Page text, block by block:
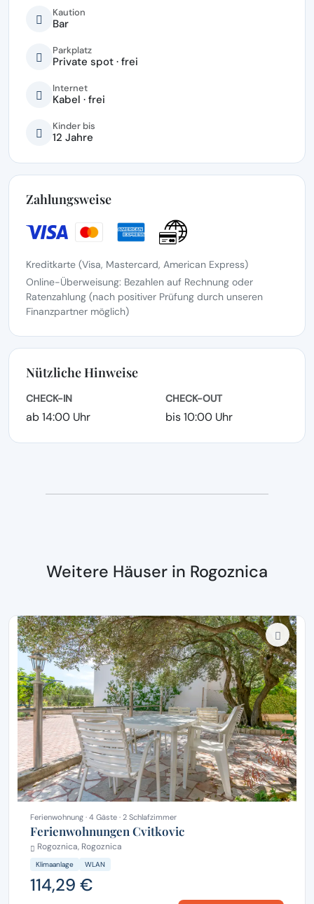
Kaution
Bar
Parkplatz
Private spot · frei
Internet
Kabel · frei
Kinder bis
12 Jahre
Zahlungsweise
Kreditkarte (Visa, Mastercard, American Express)
Online-Überweisung: Bezahlen auf Rechnung oder
Ratenzahlung (nach positiver Prüfung durch unseren
Finanzpartner möglich)
Nützliche Hinweise
CHECK-IN
ab 14:00 Uhr
CHECK-OUT
bis 10:00 Uhr
Weitere Häuser in Rogoznica
Ferienwohnung · 4 Gäste · 2 Schlafzimmer
Ferienwohnungen Cvitkovic
Rogoznica, Rogoznica
Klimaanlage WLAN
114,29 €